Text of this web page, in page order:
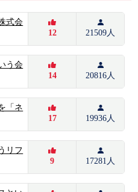
式会
12 21509人
う会
14 20816人
「ネ
17 19936人
リフ
9 17281人